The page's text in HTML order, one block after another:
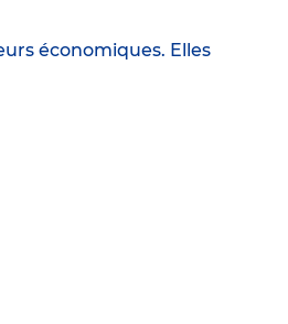
économiques. Elles